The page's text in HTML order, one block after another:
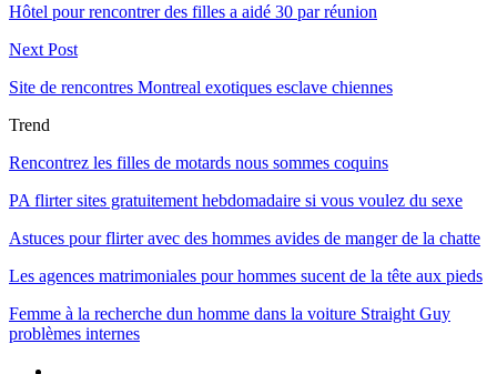
Hôtel pour rencontrer des filles a aidé 30 par réunion
Next Post
Site de rencontres Montreal exotiques esclave chiennes
Trend
Rencontrez les filles de motards nous sommes coquins
PA flirter sites gratuitement hebdomadaire si vous voulez du sexe
Astuces pour flirter avec des hommes avides de manger de la chatte
Les agences matrimoniales pour hommes sucent de la tête aux pieds
Femme à la recherche dun homme dans la voiture Straight Guy
problèmes internes